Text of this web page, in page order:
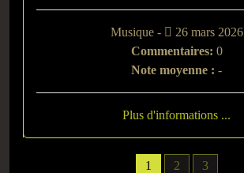
1 2 3
Musique -
26 mars 2026
Commentaires: 0
Note moyenne : -
Plus d'informations ...